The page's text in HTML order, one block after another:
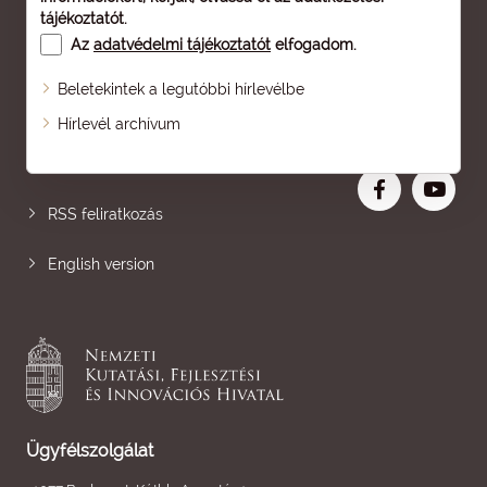
tájékoztatót.
Az adatvédelmi tájékoztatót elfogadom.
Beletekintek a legutóbbi hírlevélbe
Hírlevél archívum
Oldaltérkép
RSS feliratkozás
English version
Ügyfélszolgálat